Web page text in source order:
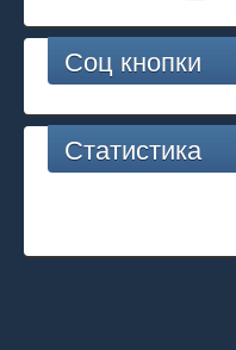
Соц кнопки
Статистика